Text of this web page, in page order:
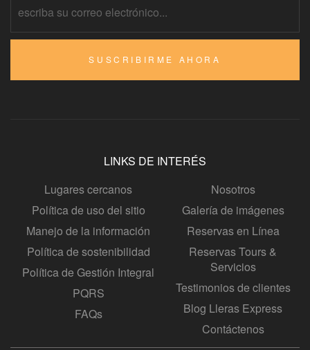
SUSCRIBIRME AHORA
LINKS DE INTERÉS
Lugares cercanos
Política de uso del sitio
Manejo de la información
Política de sostenibilidad
Política de Gestión Integral
PQRS
FAQs
Nosotros
Galería de imágenes
Reservas en Línea
Reservas Tours &
Servicios
Testimonios de clientes
Blog Lleras Express
Contáctenos